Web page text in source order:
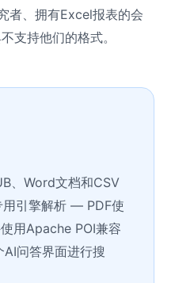
者、拥有Excel报表的会
支持他们的格式。
、Word文档和CSV
用引擎解析 — PDF使
用Apache POI兼容
问答界面进行搜